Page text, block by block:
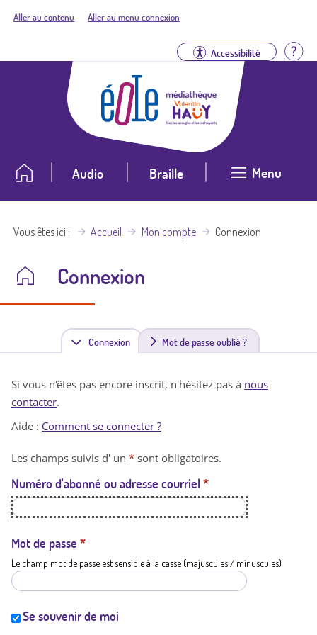
Aller au contenu Aller au menu connexion
Accessibilité
Audio Braille Menu
Vous êtes ici Accueil Mon compte Connexion
Connexion
Connexion(
n
t
a
t
i
Mot de passe oublié ?
Si vous n'êtes pas encore inscrit, n'hésitez pas à nous
contacter.
Aide : Comment se connecter ?
Les champs suivis d' un * sont obligatoires.
Numéro d'abonné ou adresse courriel *
Mot de passe *
Le champ mot de passe est sensible à la casse (majuscules / minuscules)
Se souvenir de moi